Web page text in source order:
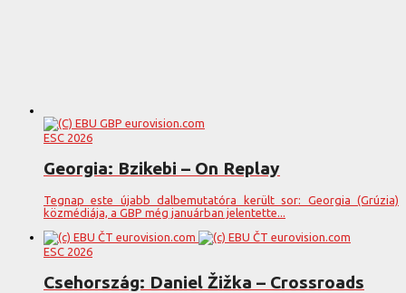
ESC 2026
Georgia: Bzikebi – On Replay
Tegnap este újabb dalbemutatóra került sor: Georgia (Grúzia)
közmédiája, a GBP még januárban jelentette...
ESC 2026
Csehország: Daniel Žižka – Crossroads